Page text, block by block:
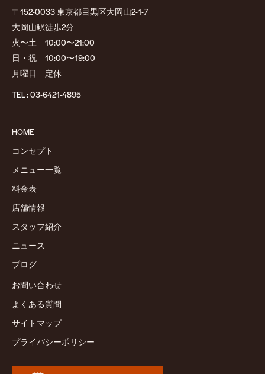
〒152-0033 東京都目黒区大岡山2-1-7
大岡山駅徒歩2分
火〜土 10:00〜21:00
日・祝 10:00〜19:00
月曜日 定休
TEL :03-6421-4895
HOME
コンセプト
メニュー一覧
料金表
店舗情報
スタッフ紹介
ニュース
ブログ
お問い合わせ
よくある質問
サイトマップ
プライバシーポリシー